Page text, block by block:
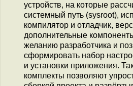
устройств, на которые
системный путь (sysroot),
компилятор и отладчик,
дополнительные
желанию разработчика и
сформировать набор
и установки приложения.
комплекты позволяют